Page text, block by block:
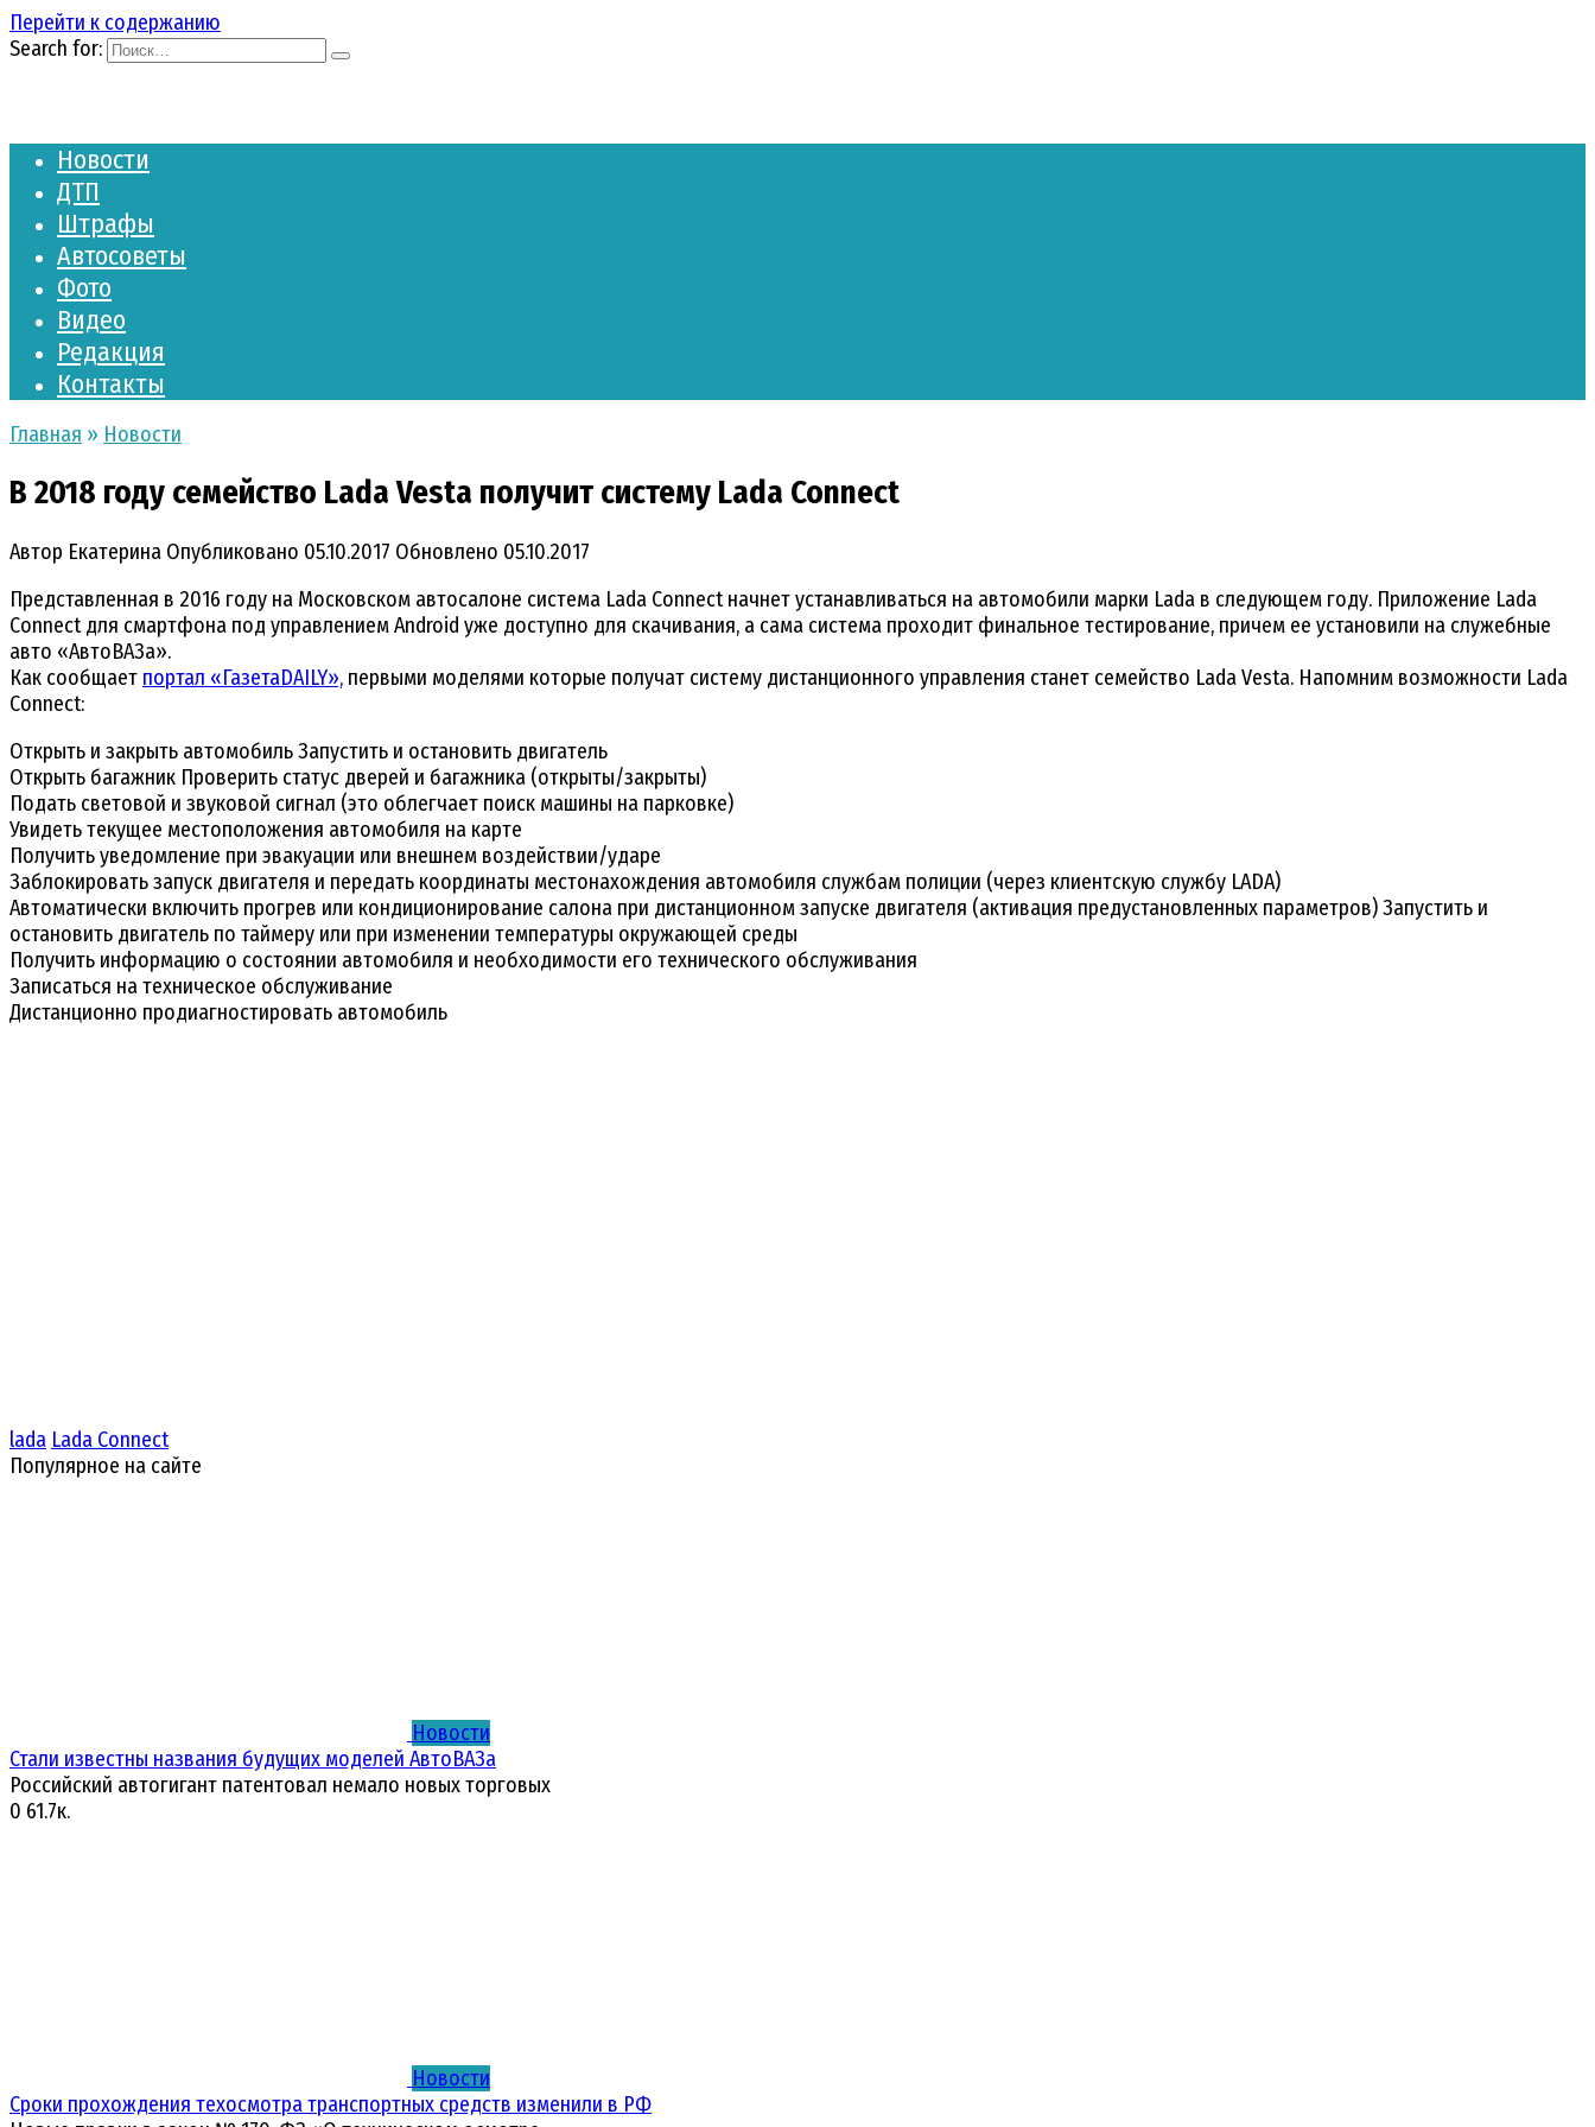
Перейти к содержанию
Search for:
Новости
ДТП
Штрафы
Автосоветы
Фото
Видео
Редакция
Контакты
Главная » Новости
В 2018 году семейство Lada Vesta получит систему Lada Connect
Автор Екатерина Опубликовано 05.10.2017 Обновлено 05.10.2017
Представленная в 2016 году на Московском автосалоне система Lada Connect начнет устанавливаться на автомобили марки Lada в следующем году. Приложение Lada
Connect для смартфона под управлением Android уже доступно для скачивания, а сама система проходит финальное тестирование, причем ее установили на служебные
авто «АвтоВАЗа».
Как сообщает портал «ГазетаDAILY», первыми моделями которые получат систему дистанционного управления станет семейство Lada Vesta. Напомним возможности Lada
Connect:
Открыть и закрыть автомобиль Запустить и остановить двигатель
Открыть багажник Проверить статус дверей и багажника (открыты/закрыты)
Подать световой и звуковой сигнал (это облегчает поиск машины на парковке)
Увидеть текущее местоположения автомобиля на карте
Получить уведомление при эвакуации или внешнем воздействии/ударе
Заблокировать запуск двигателя и передать координаты местонахождения автомобиля службам полиции (через клиентскую службу LADA)
Автоматически включить прогрев или кондиционирование салона при дистанционном запуске двигателя (активация предустановленных параметров) Запустить и
остановить двигатель по таймеру или при изменении температуры окружающей среды
Получить информацию о состоянии автомобиля и необходимости его технического обслуживания
Записаться на техническое обслуживание
Дистанционно продиагностировать автомобиль
lada Lada Connect
Популярное на сайте
Новости
Стали известны названия будущих моделей АвтоВАЗа
Российский автогигант патентовал немало новых торговых
0 61.7к.
Новости
Сроки прохождения техосмотра транспортных средств изменили в РФ